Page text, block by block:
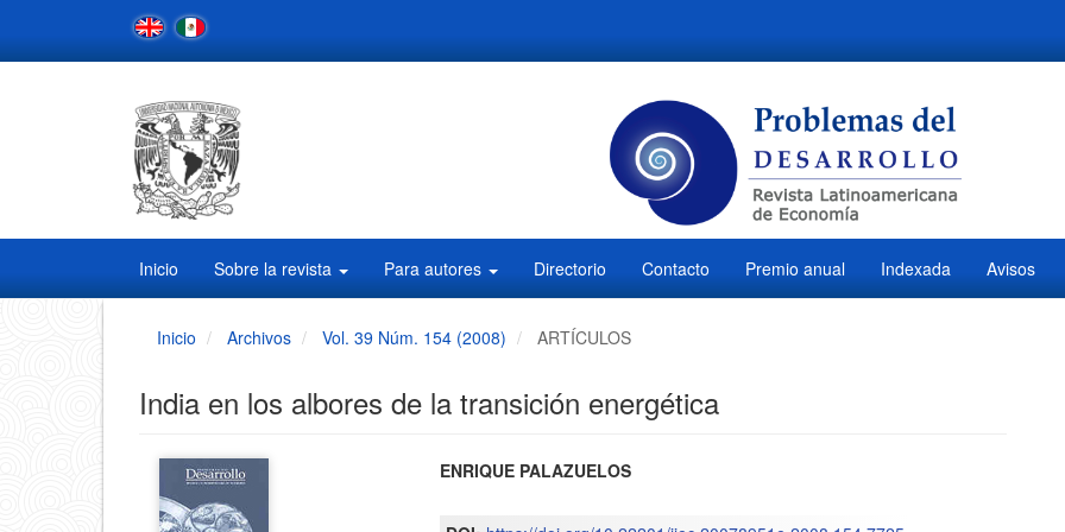
Contenido
Inicio Sobre la revista Para autores Directorio Contacto Premio anual Indexada Avisos
Inicio Archivos Vol. 39 Núm. 154 (2008) ARTÍCULOS
India en los albores de la transición energética
Barra
Contenido
principal
ENRIQUE PALAZUELOS